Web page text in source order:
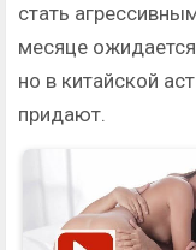
стать
месяце
но в китайской
придают.